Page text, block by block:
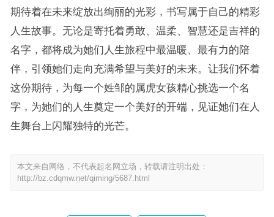
期待着在未来绽放出绚丽的光彩，书写属于自己的精彩
人生故事。无论是寄托着勇敢、温柔、智慧还是吉祥的
名字，都将成为她们人生旅程中最温暖、最有力的陪
伴，引领她们走向充满希望与美好的未来。让我们怀着
这份期待，为每一个姓邹的属虎女孩精心挑选一个名
字，为她们的人生奠定一个美好的开端，见证她们在人
生舞台上闪耀独特的光芒。
本文来自网络，不代表起名网立场，转载请注明出处：
http://bz.cdqmw.net/qiming/5687.html